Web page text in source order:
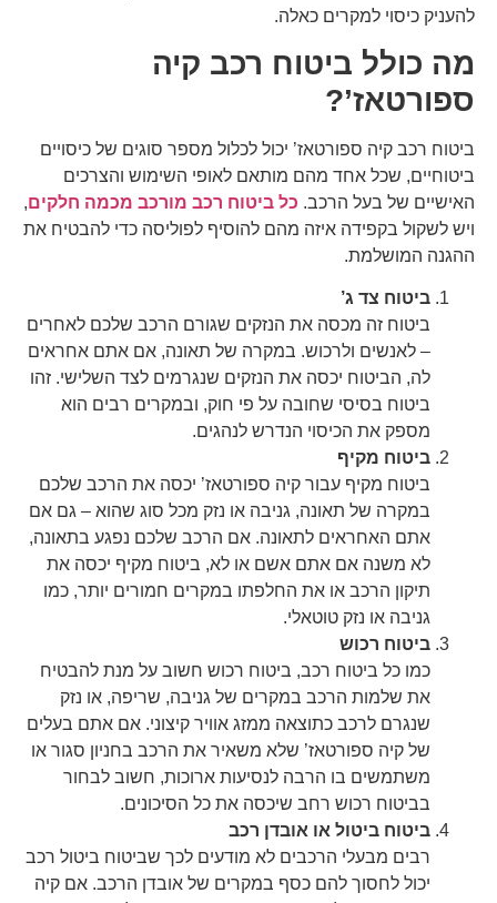
להעניק כיסוי למקרים כאלה.
מה כולל ביטוח רכב קיה
ספורטאז’?
ביטוח רכב קיה ספורטאז’ יכול לכלול מספר סוגים של כיסויים
ביטוחיים, שכל אחד מהם מותאם לאופי השימוש והצרכים
האישיים של בעל הרכב. כל ביטוח רכב מורכב מכמה חלקים,
ויש לשקול בקפידה איזה מהם להוסיף לפוליסה כדי להבטיח את
ההגנה המושלמת.
ביטוח צד ג’
ביטוח זה מכסה את הנזקים שגורם הרכב שלכם לאחרים
– לאנשים ולרכוש. במקרה של תאונה, אם אתם אחראים
לה, הביטוח יכסה את הנזקים שנגרמים לצד השלישי. זהו
ביטוח בסיסי שחובה על פי חוק, ובמקרים רבים הוא
מספק את הכיסוי הנדרש לנהגים.
ביטוח מקיף
ביטוח מקיף עבור קיה ספורטאז’ יכסה את הרכב שלכם
במקרה של תאונה, גניבה או נזק מכל סוג שהוא – גם אם
אתם האחראים לתאונה. אם הרכב שלכם נפגע בתאונה,
לא משנה אם אתם אשם או לא, ביטוח מקיף יכסה את
תיקון הרכב או את החלפתו במקרים חמורים יותר, כמו
גניבה או נזק טוטאלי.
ביטוח רכוש
כמו כל ביטוח רכב, ביטוח רכוש חשוב על מנת להבטיח
את שלמות הרכב במקרים של גניבה, שריפה, או נזק
שנגרם לרכב כתוצאה ממזג אוויר קיצוני. אם אתם בעלים
של קיה ספורטאז’ שלא משאיר את הרכב בחניון סגור או
משתמשים בו הרבה לנסיעות ארוכות, חשוב לבחור
בביטוח רכוש רחב שיכסה את כל הסיכונים.
ביטוח ביטול או אובדן רכב
רבים מבעלי הרכבים לא מודעים לכך שביטוח ביטול רכב
יכול לחסוך להם כסף במקרים של אובדן הרכב. אם קיה